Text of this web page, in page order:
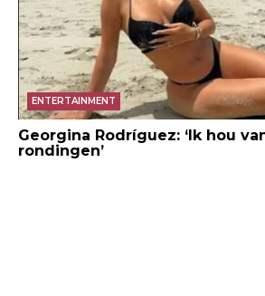
ENTERTAINMENT
Georgina Rodríguez: ‘Ik hou
rondingen’